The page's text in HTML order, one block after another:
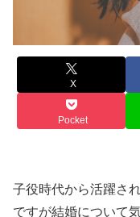
X
Pocket
子役時代から活躍さ
ですが結婚について